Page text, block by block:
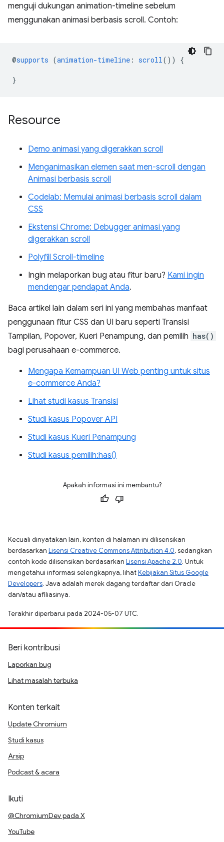
menguji dukungan animation-timeline sebelum
menggunakan animasi berbasis scroll. Contoh:
@supports (animation-timeline : scroll ()) {
}
Resource
Demo animasi yang digerakkan scroll
Menganimasikan elemen saat men-scroll dengan
Animasi berbasis scroll
Codelab: Memulai animasi berbasis scroll dalam
CSS
Ekstensi Chrome: Debugger animasi yang
digerakkan scroll
Polyfill Scroll-timeline
Ingin melaporkan bug atau fitur baru? Kami ingin
mendengar pendapat Anda.
Baca artikel lain dalam seri ini yang membahas manfaat
penggunaan fitur CSS dan UI baru seperti Transisi
Tampilan, Popover, Kueri Penampung, dan pemilih has()
bagi perusahaan e-commerce.
Mengapa Kemampuan UI Web penting untuk situs
e-commerce Anda?
Lihat studi kasus Transisi
Studi kasus Popover API
Studi kasus Kueri Penampung
Studi kasus pemilih:has()
Apakah informasi ini membantu?
Kecuali dinyatakan lain, konten di halaman ini dilisensikan
berdasarkan Lisensi Creative Commons Attribution 4.0, sedangkan
contoh kode dilisensikan berdasarkan Lisensi Apache 2.0. Untuk
mengetahui informasi selengkapnya, lihatKebijakan Situs Google
Developers. Java adalah merek dagang terdaftar dari Oracle
dan/atau afiliasinya.
Terakhir diperbarui pada 2024-05-07 UTC.
Beri kontribusi
Laporkan bug
Lihat masalah terbuka
Konten terkait
Update Chromium
Studi kasus
Arsip
Podcast & acara
Ikuti
@ChromiumDev pada X
YouTube